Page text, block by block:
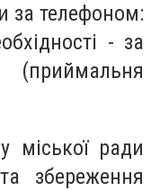
за телефоном:
- за
міської ради
збереження